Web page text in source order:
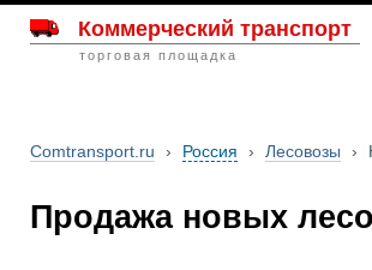
Коммерческий транспорт
торговая площадка
Comtransport.ru › Россия › Лесовозы ›
Продажа новых